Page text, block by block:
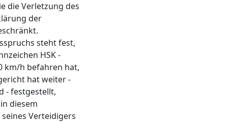
die Verletzung des
der
steht fest,
HSK -
km/h befahren hat,
hat weiter -
- festgestellt,
diesem
Verteidigers